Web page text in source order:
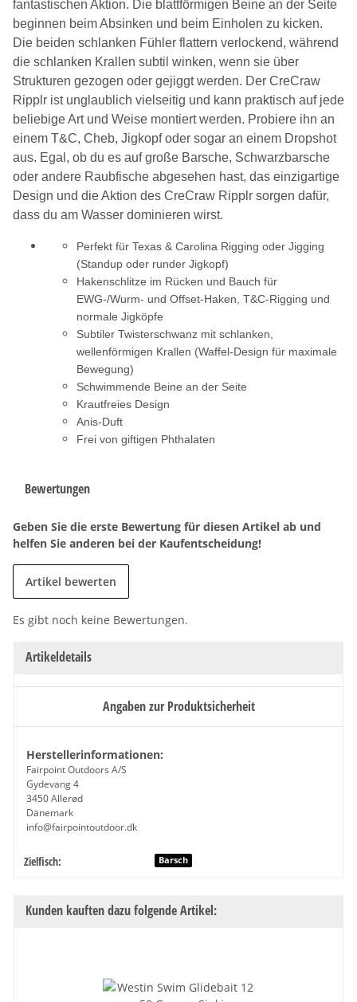
fantastischen Aktion. Die blattförmigen Beine an der Seite
beginnen beim Absinken und beim Einholen zu kicken.
Die beiden schlanken Fühler flattern verlockend, während
die schlanken Krallen subtil winken, wenn sie über
Strukturen gezogen oder gejiggt werden. Der CreCraw
Ripplr ist unglaublich vielseitig und kann praktisch auf jede
beliebige Art und Weise montiert werden. Probiere ihn an
einem T&C, Cheb, Jigkopf oder sogar an einem Dropshot
aus. Egal, ob du es auf große Barsche, Schwarzbarsche
oder andere Raubfische abgesehen hast, das einzigartige
Design und die Aktion des CreCraw Ripplr sorgen dafür,
dass du am Wasser dominieren wirst.
Perfekt für Texas & Carolina Rigging oder Jigging
(Standup oder runder Jigkopf)
Hakenschlitze im Rücken und Bauch für
EWG-/Wurm- und Offset-Haken, T&C-Rigging und
normale Jigköpfe
Subtiler Twisterschwanz mit schlanken,
wellenförmigen Krallen (Waffel-Design für maximale
Bewegung)
Schwimmende Beine an der Seite
Krautfreies Design
Anis-Duft
Frei von giftigen Phthalaten
Bewertungen
Geben Sie die erste Bewertung für diesen Artikel ab und
helfen Sie anderen bei der Kaufentscheidung!
Artikel bewerten
Es gibt noch keine Bewertungen.
Artikeldetails
Angaben zur Produktsicherheit
Herstellerinformationen:
Fairpoint Outdoors A/S
Gydevang 4
3450 Allerød
Dänemark
info@fairpointoutdoor.dk
Produkteigenschaft
Wert
Zielfisch: Barsch
Kunden kauften dazu folgende Artikel: